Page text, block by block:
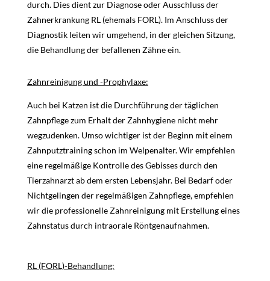
durch. Dies dient zur Diagnose oder Ausschluss der
Zahnerkrankung RL (ehemals FORL). Im Anschluss der
Diagnostik leiten wir umgehend, in der gleichen Sitzung,
die Behandlung der befallenen Zähne ein.
Zahnreinigung und -Prophylaxe:
Auch bei Katzen ist die Durchführung der täglichen
Zahnpflege zum Erhalt der Zahnhygiene nicht mehr
wegzudenken. Umso wichtiger ist der Beginn mit einem
Zahnputztraining schon im Welpenalter. Wir empfehlen
eine regelmäßige Kontrolle des Gebisses durch den
Tierzahnarzt ab dem ersten Lebensjahr. Bei Bedarf oder
Nichtgelingen der regelmäßigen Zahnpflege, empfehlen
wir die professionelle Zahnreinigung mit Erstellung eines
Zahnstatus durch intraorale Röntgenaufnahmen.
RL (FORL)-Behandlung: